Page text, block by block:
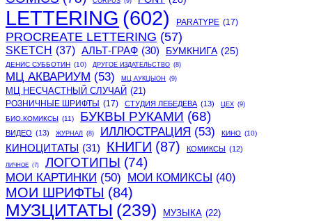
LETTERING (602) PARATYPE (17)
PROCREATE LETTERING (57)
SKETCH (37) АЛЬТ-ГРАФ (30) БУМКНИГА (25)
ДЕНИС СУББОТИН (10) ДРУГОЕ ИЗДАТЕЛЬСТВО (8)
МЦ АКВАРИУМ (53) МЦ АУКЦЫОН (9)
МЦ НЕСЧАСТНЫЙ СЛУЧАЙ (21)
РОЗНИЧНЫЕ ШРИФТЫ (17) СТУДИЯ ЛЕБЕДЕВА (13) ЦЕХ (9)
БИО.КОМИКСЫ (11) БУКВЫ РУКАМИ (68)
ВИДЕО (13) ЖУРНАЛ (8) ИЛЛЮСТРАЦИЯ (53) КИНО (10)
КИНОЦИТАТЫ (31) КНИГИ (87) КОМИКСЫ (12)
ЛИЧНОЕ (7) ЛОГОТИПЫ (74)
МОИ КАРТИНКИ (50) МОИ КОМИКСЫ (40)
МОИ ШРИФТЫ (84)
МУЗЦИТАТЫ (239) МУЗЫКА (22)